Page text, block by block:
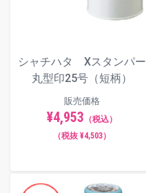
シャチハタ Xスタンパー
丸型印25号（短柄）
販売価格
¥4,953 （税込）
（税抜 ¥4,503）